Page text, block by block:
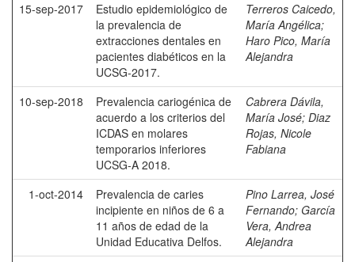
15-sep-2017
Estudio epidemiológico de
la prevalencia de
extracciones dentales en
pacientes diabéticos en la
UCSG-2017.
Terreros Caicedo,
María Angélica;
Haro Pico, María
Alejandra
10-sep-2018
Prevalencia cariogénica de
acuerdo a los criterios del
ICDAS en molares
temporarios inferiores
UCSG-A 2018.
Cabrera Dávila,
María José; Diaz
Rojas, Nicole
Fabiana
1-oct-2014
Prevalencia de caries
incipiente en niños de 6 a
11 años de edad de la
Unidad Educativa Delfos.
Pino Larrea, José
Fernando; García
Vera, Andrea
Alejandra